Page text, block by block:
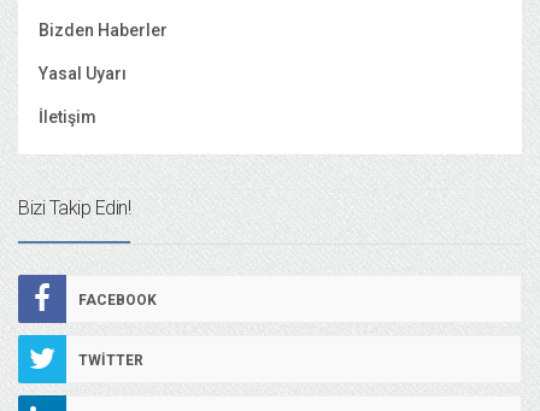
Bizden Haberler
Yasal Uyarı
İletişim
Bizi Takip Edin!
FACEBOOK
TWITTER